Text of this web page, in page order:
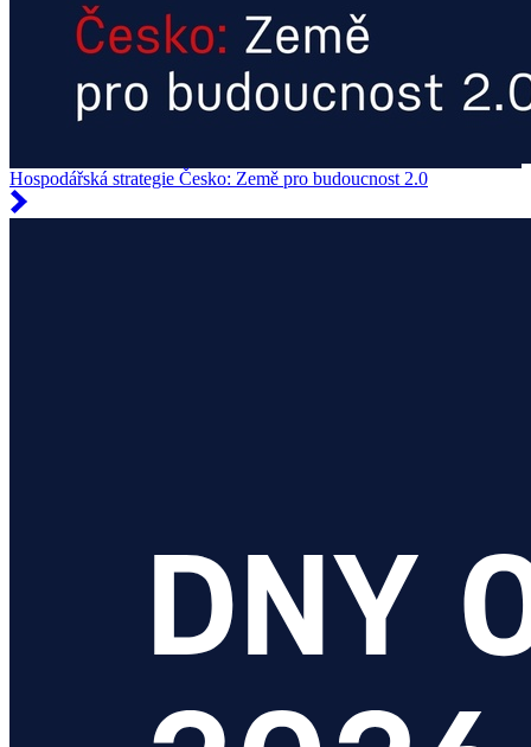
Hospodářská strategie Česko: Země pro budoucnost 2.0